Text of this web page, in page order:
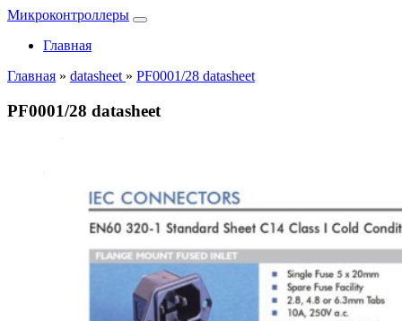
Микроконтроллеры
Главная
Главная » datasheet » PF0001/28 datasheet
PF0001/28 datasheet